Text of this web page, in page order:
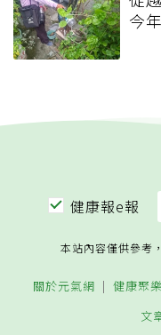
今
健康報e報
本站內容僅供參考
關於元氣網 健康聚
文